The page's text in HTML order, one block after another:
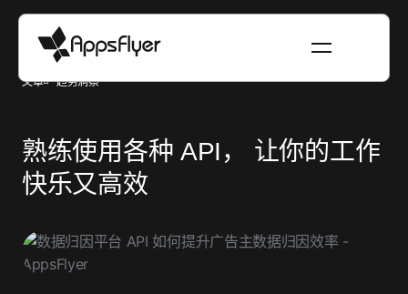
文章 趋势洞察
熟练使用各种 API， 让你的工作
快乐又高效